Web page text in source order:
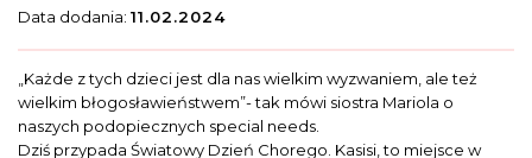
Data dodania: 11.02.2024
„Każde z tych dzieci jest dla nas wielkim wyzwaniem, ale też
wielkim błogosławieństwem”- tak mówi siostra Mariola o
naszych podopiecznych special needs.
Dziś przypada Światowy Dzień Chorego. Kasisi, to miejsce w